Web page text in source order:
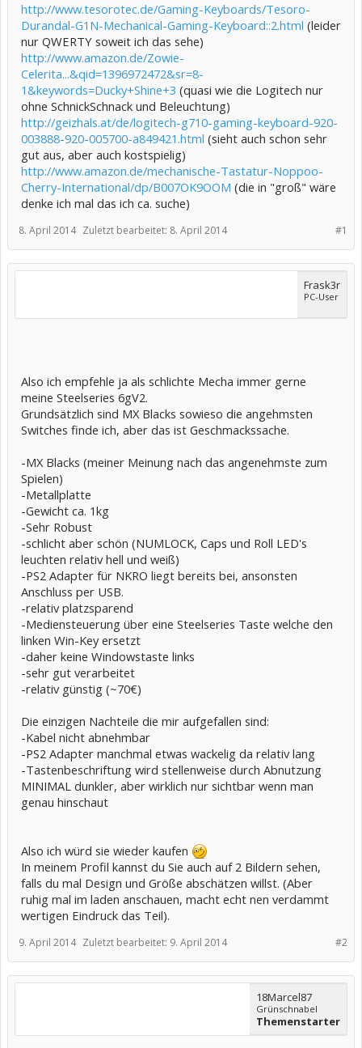
http://www.tesorotec.de/Gaming-Keyboards/Tesoro-
Durandal-G1N-Mechanical-Gaming-Keyboard::2.html (leider
nur QWERTY soweit ich das sehe)
http://www.amazon.de/Zowie-
Celerita...&qid=1396972472&sr=8-
1&keywords=Ducky+Shine+3 (quasi wie die Logitech nur
ohne SchnickSchnack und Beleuchtung)
http://geizhals.at/de/logitech-g710-gaming-keyboard-920-
003888-920-005700-a849421.html (sieht auch schon sehr
gut aus, aber auch kostspielig)
http://www.amazon.de/mechanische-Tastatur-Noppoo-
Cherry-International/dp/B007OK9OOM (die in "groß" wäre
denke ich mal das ich ca. suche)
#1
8. April 2014 Zuletzt bearbeitet: 8. April 2014
Frask3r
PC-User
Also ich empfehle ja als schlichte Mecha immer gerne
meine Steelseries 6gV2.
Grundsätzlich sind MX Blacks sowieso die angehmsten
Switches finde ich, aber das ist Geschmackssache.
-MX Blacks (meiner Meinung nach das angenehmste zum
Spielen)
-Metallplatte
-Gewicht ca. 1kg
-Sehr Robust
-schlicht aber schön (NUMLOCK, Caps und Roll LED's
leuchten relativ hell und weiß)
-PS2 Adapter für NKRO liegt bereits bei, ansonsten
Anschluss per USB.
-relativ platzsparend
-Mediensteuerung über eine Steelseries Taste welche den
linken Win-Key ersetzt
-daher keine Windowstaste links
-sehr gut verarbeitet
-relativ günstig (~70€)
Die einzigen Nachteile die mir aufgefallen sind:
-Kabel nicht abnehmbar
-PS2 Adapter manchmal etwas wackelig da relativ lang
-Tastenbeschriftung wird stellenweise durch Abnutzung
MINIMAL dunkler, aber wirklich nur sichtbar wenn man
genau hinschaut
Also ich würd sie wieder kaufen
In meinem Profil kannst du Sie auch auf 2 Bildern sehen,
falls du mal Design und Größe abschätzen willst. (Aber
ruhig mal im laden anschauen, macht echt nen verdammt
wertigen Eindruck das Teil).
#2
9. April 2014 Zuletzt bearbeitet: 9. April 2014
18Marcel87
Grünschnabel
Themenstarter